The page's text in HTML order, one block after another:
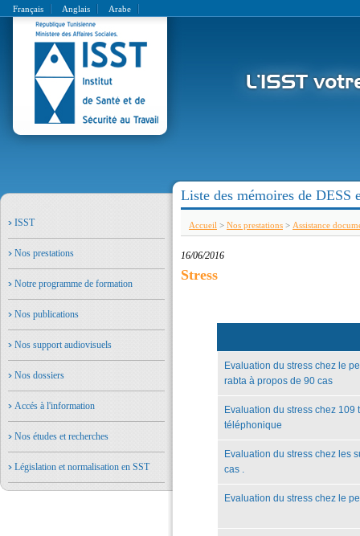
Français Anglais Arabe
ISST
Nos prestations
Notre programme de formation
Nos publications
Nos support audiovisuels
Nos dossiers
Accés à l'information
Nos études et recherches
Législation et normalisation en SST
Liste des mémoires de DESS
Accueil > Nos prestations > Assistance
16/06/2016
Stress
Evaluation du stress chez le
rabta à propos de 90 cas
Evaluation du stress chez 109
téléphonique
Evaluation du stress chez les
cas .
Evaluation du stress chez le